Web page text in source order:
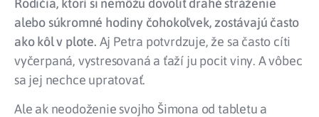
alebo súkromné hodiny čohokoľvek, zostávajú často
ako kôl v plote. Aj Petra potvrdzuje, že sa často cíti
vyčerpaná, vystresovaná a ťaží ju pocit viny. A vôbec
sa jej nechce upratovať.
Ale ak neodoženie svojho Šimona od tabletu a